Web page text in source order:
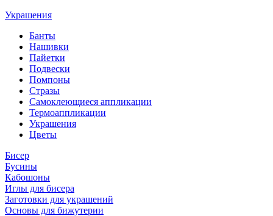
Украшения
Банты
Нашивки
Пайетки
Подвески
Помпоны
Стразы
Самоклеющиеся аппликации
Термоаппликации
Украшения
Цветы
Бисер
Бусины
Кабошоны
Иглы для бисера
Заготовки для украшений
Основы для бижутерии